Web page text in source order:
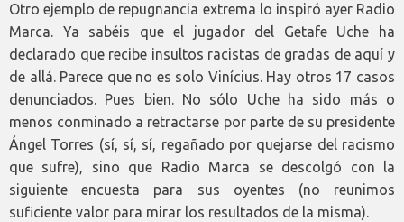
Otro ejemplo de repugnancia extrema lo inspiró ayer Radio
Marca. Ya sabéis que el jugador del Getafe Uche ha
declarado que recibe insultos racistas de gradas de aquí y
de allá. Parece que no es solo Vinícius. Hay otros 17 casos
denunciados. Pues bien. No sólo Uche ha sido más o
menos conminado a retractarse por parte de su presidente
Ángel Torres (sí, sí, sí, regañado por quejarse del racismo
que sufre), sino que Radio Marca se descolgó con la
siguiente encuesta para sus oyentes (no reunimos
suficiente valor para mirar los resultados de la misma).